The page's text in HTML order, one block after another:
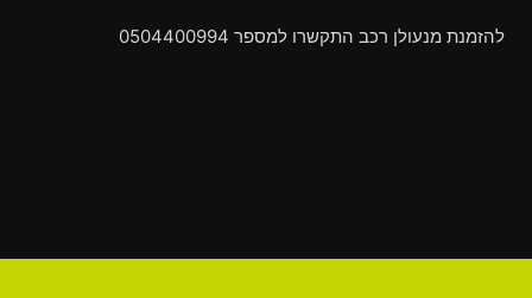
להזמנת מנעולן רכב התקשרו למספר 0504400994